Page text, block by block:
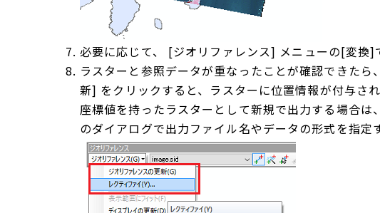
必要に応じて、 [ジオリファレンス] メニューの[変換]
ラスターと参照データが重なったことが確認できた
新] をクリックすると、ラスターに位置情報が付与され
座標値を持ったラスターとして新規で出力する場合
のダイアログで出力ファイル名やデータの形式を指定